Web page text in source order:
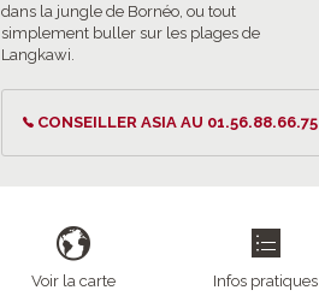
dans la jungle de Bornéo, ou tout
simplement buller sur les plages de
Langkawi.
CONSEILLER ASIA AU 01.56.88.66.75
Voir la carte Infos pratiques